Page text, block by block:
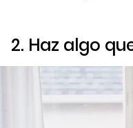
2. Haz algo